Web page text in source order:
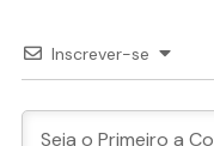
Inscrever-se